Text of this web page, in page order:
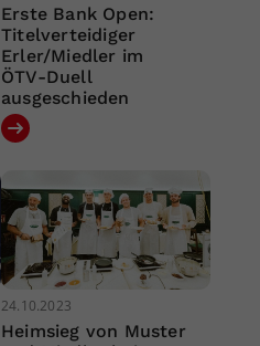
Erste Bank Open:
Titelverteidiger
Erler/Miedler im
ÖTV-Duell
ausgeschieden
24.10.2023
Heimsieg von Muster